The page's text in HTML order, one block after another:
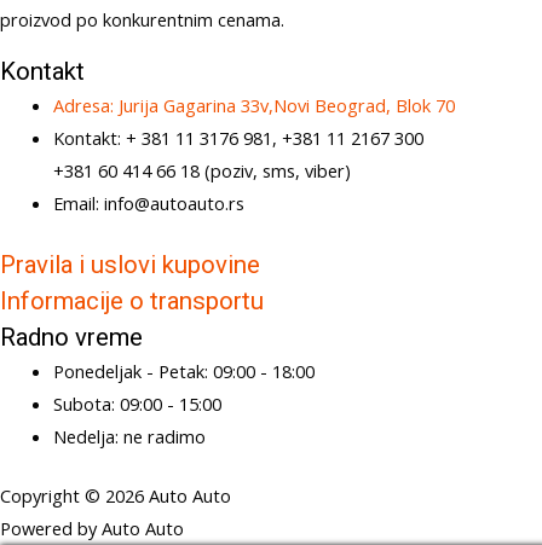
proizvod po konkurentnim cenama.
Kontakt
Adresa: Jurija Gagarina 33v,Novi Beograd, Blok 70
Kontakt: + 381 11 3176 981, +381 11 2167 300
+381 60 414 66 18 (poziv, sms, viber)
Email: info@autoauto.rs
Pravila i uslovi kupovine
Informacije o transportu
Radno vreme
Ponedeljak - Petak: 09:00 - 18:00
Subota: 09:00 - 15:00
Nedelja: ne radimo
Copyright © 2026 Auto Auto
Powered by Auto Auto